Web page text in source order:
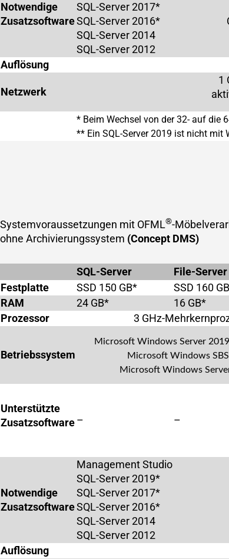
Notwendige
Zusatzsoftware
SQL-Server 2017*
SQL-Server 2016*
SQL-Server 2014
SQL-Server 2012
Auflösung
Netzwerk
1
* Beim Wechsel von der 32- auf die
** Ein SQL-Server 2019 ist nicht
Systemvoraussetzungen mit OFML®-
ohne Archivierungssystem (Concept DMS)
SQL-Server File-Server
Festplatte
SSD 150 GB* SSD 160
RAM
24 GB* 16 GB*
Prozessor
3 GHz-
Betriebssystem
Microsoft Windows Server
Microsoft Windows
Microsoft Windows
Unterstützte
Zusatzsoftware– –
Notwendige
Zusatzsoftware
Management Studio
SQL-Server 2019*
SQL-Server 2017*
SQL-Server 2016*
SQL-Server 2014
SQL-Server 2012
Auflösung